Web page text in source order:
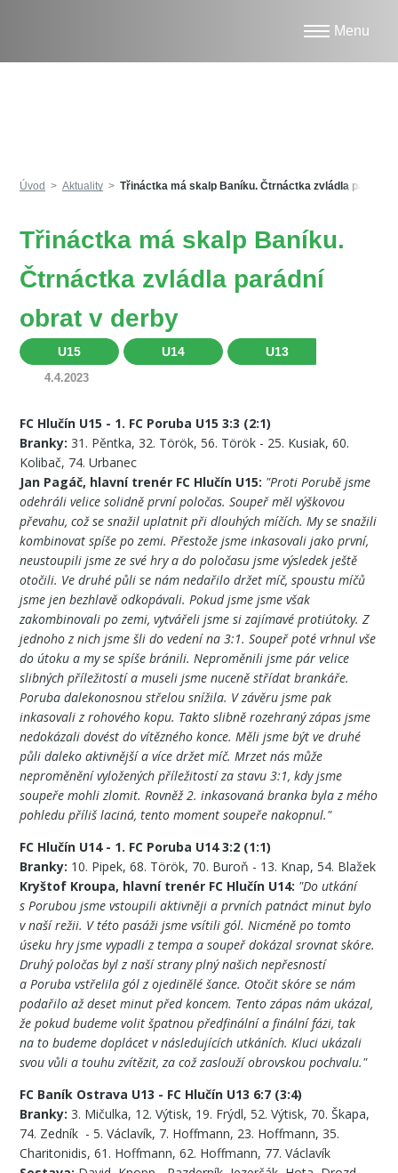
Úvod Aktuality Třináctka má skalp Baníku. Čtrnáctka zvládla parádní
Třináctka má skalp Baníku.
Čtrnáctka zvládla parádní
obrat v derby
U15 U14 U13
4.4.2023
FC Hlučín U15 - 1. FC Poruba U15 3:3 (2:1)
Branky: 31. Pěntka, 32. Török, 56. Török - 25. Kusiak, 60.
Kolibač, 74. Urbanec
Jan Pagáč, hlavní trenér FC Hlučín U15: "Proti Porubě jsme
odehráli velice solidně první poločas. Soupeř měl výškovou
převahu, což se snažil uplatnit při dlouhých míčích. My se snažili
kombinovat spíše po zemi. Přestože jsme inkasovali jako první,
neustoupili jsme ze své hry a do poločasu jsme výsledek ještě
otočili. Ve druhé půli se nám nedařilo držet míč, spoustu míčů
jsme jen bezhlavě odkopávali. Pokud jsme jsme však
zakombinovali po zemi, vytvářeli jsme si zajímavé protiútoky. Z
jednoho z nich jsme šli do vedení na 3:1. Soupeř poté vrhnul vše
do útoku a my se spíše bránili. Neproměnili jsme pár velice
slibných příležitostí a museli jsme nuceně střídat brankáře.
Poruba dalekonosnou střelou snížila. V závěru jsme pak
inkasovali z rohového kopu. Takto slibně rozehraný zápas jsme
nedokázali dovést do vítězného konce. Měli jsme být ve druhé
půli daleko aktivnější a více držet míč. Mrzet nás může
neproměnění vyložených příležitostí za stavu 3:1, kdy jsme
soupeře mohli zlomit. Rovněž 2. inkasovaná branka byla z mého
pohledu příliš laciná, tento moment soupeře nakopnul."
FC Hlučín U14 - 1. FC Poruba U14 3:2 (1:1)
Branky: 10. Pipek, 68. Török, 70. Buroň - 13. Knap, 54. Blažek
Kryštof Kroupa, hlavní trenér FC Hlučín U14: "Do utkání
s Porubou jsme vstoupili aktivněji a prvních patnáct minut bylo
v naší režii. V této pasáži jsme vsítili gól. Nicméně po tomto
úseku hry jsme vypadli z tempa a soupeř dokázal srovnat skóre.
Druhý poločas byl z naší strany plný našich nepřesností
a Poruba vstřelila gól z ojedinělé šance. Otočit skóre se nám
podařilo až deset minut před koncem. Tento zápas nám ukázal,
že pokud budeme volit špatnou předfinální a finální fázi, tak
na to budeme doplácet v následujících utkáních. Kluci ukázali
svou vůli a touhu zvítězit, za což zaslouží obrovskou pochvalu."
FC Baník Ostrava U13 - FC Hlučín U13 6:7 (3:4)
Branky: 3. Mičulka, 12. Výtisk, 19. Frýdl, 52. Výtisk, 70. Škapa,
74. Zedník - 5. Václavík, 7. Hoffmann, 23. Hoffmann, 35.
Charitonidis, 61. Hoffmann, 62. Hoffmann, 77. Václavík